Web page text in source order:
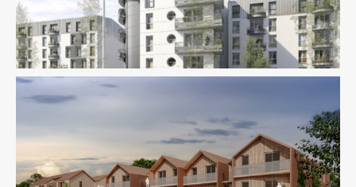
Pilotage D'opération / MOEX Thermique
Logement Paysage